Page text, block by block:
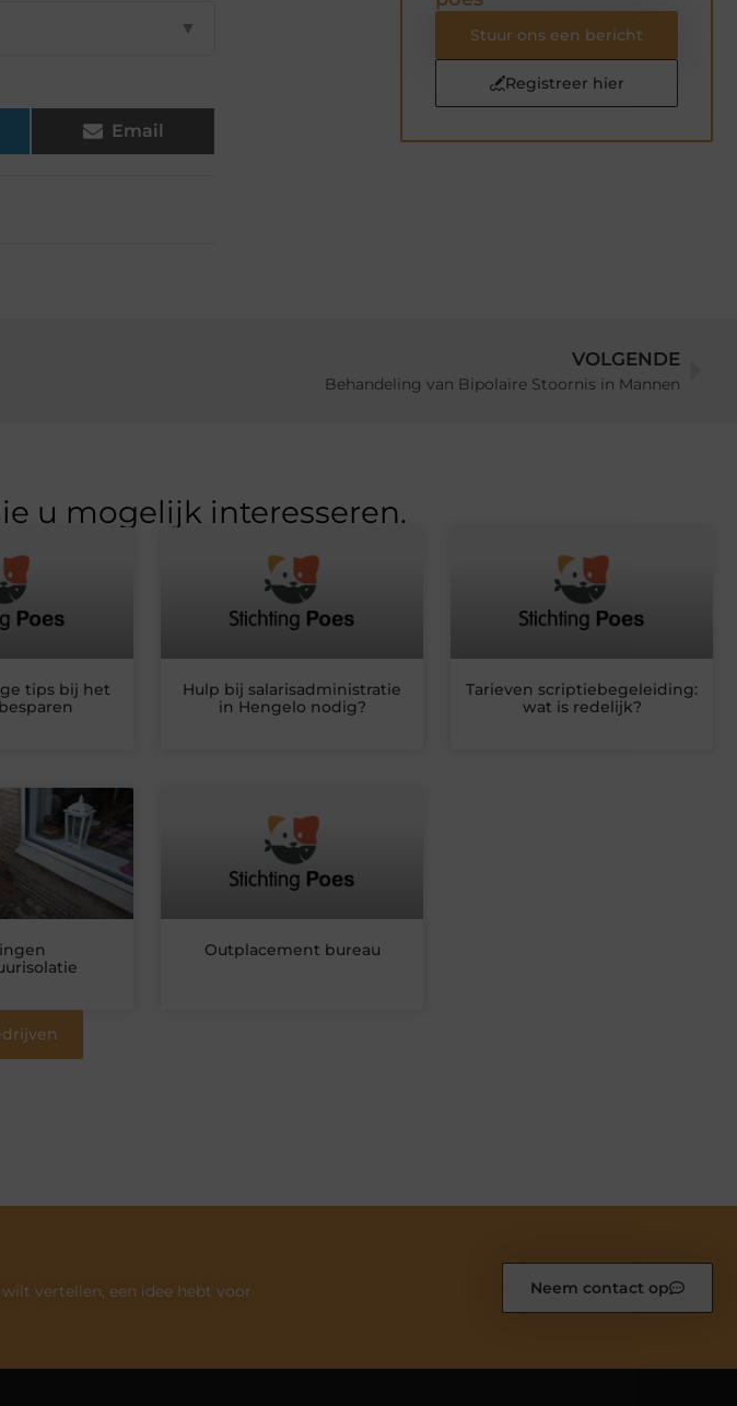
▼
Email
Stuur ons een bericht
Registreer hier
VOLGENDE
Behandeling van Bipolaire Stoornis in Mannen
u mogelijk interesseren.
tips bij het
Hulp bij salarisadministratie
in Hengelo nodig?
Tarieven scriptiebegeleiding:
wat is redelijk?
Outplacement bureau
vertellen, een idee hebt voor
Neem contact op